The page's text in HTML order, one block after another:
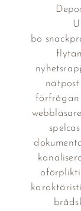
bo
förfrågan